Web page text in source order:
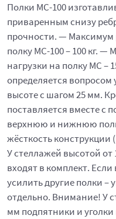
Полки МС-100
приваренным снизу
прочности. — Максимум
полку МС-100 – 100 кг.
нагрузки на полку МС –
определяется вопросом
высоте с шагом 25 мм.
поставляется вместе с
верхнюю и нижнюю
жёсткость конструкции
У стеллажей высотой от
входят в комплект.
усилить другие полки –
отдельно. Внимание! У
мм подпятники и